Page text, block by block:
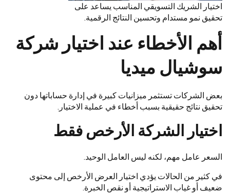
اختيار الشريك التسويقي المناسب يساعد على
تحقيق نمو مستدام وتحسين النتائج الرقمية.
أهم الأخطاء عند اختيار شركة
سوشيال ميديا
بعض الشركات تستثمر ميزانيات كبيرة في إدارة حساباتها دون
تحقيق نتائج حقيقية بسبب أخطاء في عملية الاختيار.
اختيار الشركة الأرخص فقط
السعر عامل مهم، لكنه ليس العامل الوحيد.
في كثير من الحالات يؤدي اختيار العرض الأرخص إلى محتوى
ضعيف أو غياب الاستراتيجية أو نقص الخبرة.